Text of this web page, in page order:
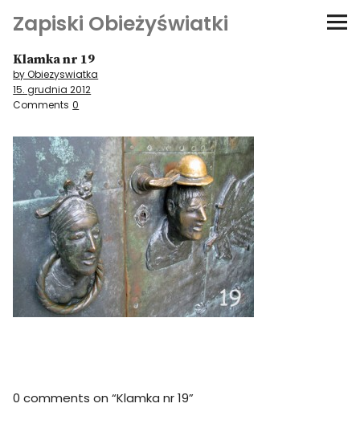
Zapiski Obieżyświatki
Podróże
Kultura i sztuka
Kątem oka
O-fiszki
Niezwyczajne ściany
Dom na kółkach
Klamka nr 19
by Obiezyswiatka
15. grudnia 2012
Comments 0
0 comments on “Klamka nr 19”